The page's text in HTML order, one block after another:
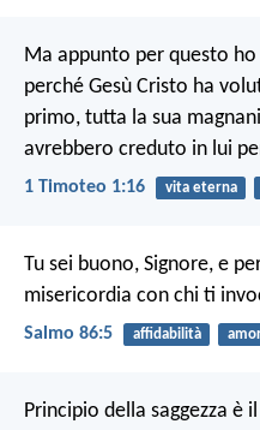
Ma appunto per questo
perché Gesù Cristo ha
primo, tutta la sua
avrebbero creduto in lui
1 Timoteo 1:16 vita eterna
Tu sei buono, Signore, e
misericordia con chi ti
Salmo 86:5 affidabilità
Principio della saggezza è